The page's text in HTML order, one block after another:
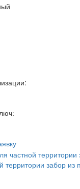
территории забор